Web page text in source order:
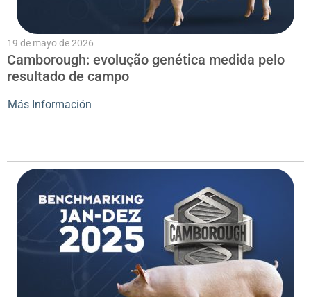
19 de mayo de 2026
Camborough: evolução genética medida pelo
resultado de campo
Más Información